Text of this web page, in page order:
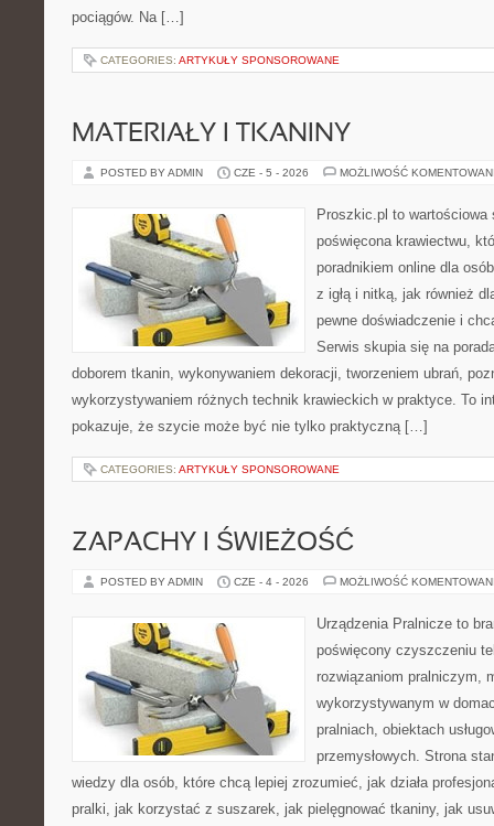
pociągów. Na […]
CATEGORIES: ARTYKUŁY SPONSOROWANE
MATERIAŁY I TKANINY
POSTED BY ADMIN CZE - 5 - 2026 MOŻLIWOŚĆ
Proszkic.pl to wartościowa
poświęcona krawiectwu,
poradnikiem online dla
z igłą i nitką, jak również
pewne doświadczenie i
Serwis skupia się na
doborem tkanin, wykonywaniem dekoracji, tworzeniem ubrań,
wykorzystywaniem różnych technik krawieckich w praktyce. To
pokazuje, że szycie może być nie tylko praktyczną […]
CATEGORIES: ARTYKUŁY SPONSOROWANE
ZAPACHY I ŚWIEŻOŚĆ
POSTED BY ADMIN CZE - 4 - 2026 MOŻLIWOŚĆ
Urządzenia Pralnicze to
poświęcony czyszczeniu
rozwiązaniom pralniczym,
wykorzystywanym w
pralniach, obiektach
przemysłowych. Strona
wiedzy dla osób, które chcą lepiej zrozumieć, jak działa
pralki, jak korzystać z suszarek, jak pielęgnować tkaniny, jak